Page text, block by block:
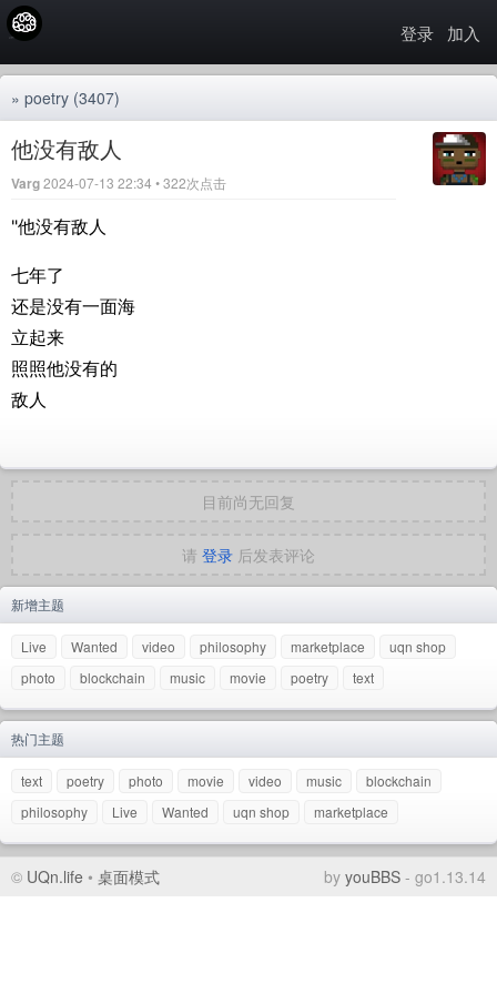
登录 加入
» poetry (3407)
他没有敌人
Varg2024-07-13 22:34 • 322次点击
"他没有敌人
七年了
还是没有一面海
立起来
照照他没有的
敌人
目前尚无回复
请 登录 后发表评论
新增主题
Live Wanted video philosophy marketplace
uqn shop
photo
blockchain music movie poetry text
热门主题
text poetry photo movie video music
blockchain
philosophy
Live Wanted uqn shop marketplace
© UQn.life • 桌面模式 by youBBS - go1.13.14